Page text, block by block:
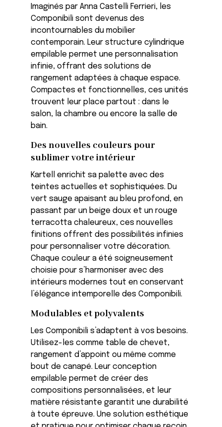
Imaginés par Anna Castelli Ferrieri, les
Componibili sont devenus des
incontournables du mobilier
contemporain. Leur structure cylindrique
empilable permet une personnalisation
infinie, offrant des solutions de
rangement adaptées à chaque espace.
Compactes et fonctionnelles, ces unités
trouvent leur place partout : dans le
salon, la chambre ou encore la salle de
bain.
Des nouvelles couleurs pour
sublimer votre intérieur
Kartell enrichit sa palette avec des
teintes actuelles et sophistiquées. Du
vert sauge apaisant au bleu profond, en
passant par un beige doux et un rouge
terracotta chaleureux, ces nouvelles
finitions offrent des possibilités infinies
pour personnaliser votre décoration.
Chaque couleur a été soigneusement
choisie pour s’harmoniser avec des
intérieurs modernes tout en conservant
l’élégance intemporelle des Componibili.
Modulables et polyvalents
Les Componibili s’adaptent à vos besoins.
Utilisez-les comme table de chevet,
rangement d’appoint ou même comme
bout de canapé. Leur conception
empilable permet de créer des
compositions personnalisées, et leur
matière résistante garantit une durabilité
à toute épreuve. Une solution esthétique